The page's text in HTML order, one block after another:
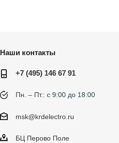
Наши контакты
+7 (495) 146 67 91
Пн. – Пт.: с 9:00 до 18:00
msk@krdelectro.ru
БЦ Перово Поле